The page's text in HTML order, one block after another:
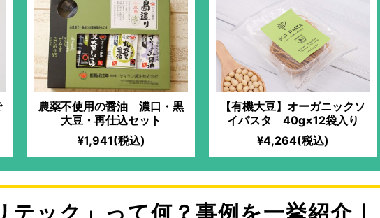
農薬不使用の醤油 濃口・黒
大豆・再仕込セット
¥1,941(税込)
【有機大豆】オーガニックソ
イパスタ 40g×12袋入り
¥4,264(税込)
テック」って何？事例を一挙紹介｜